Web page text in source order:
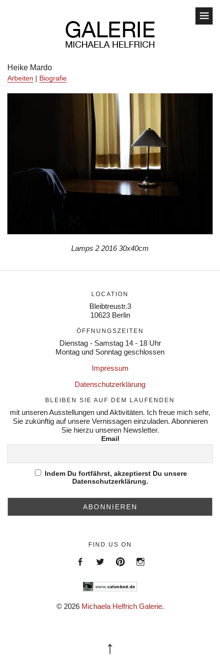
Heike Mardo
Arbeiten | Biografie
Lamps 2 2016 30x40cm
LOCATION
Bleibtreustr.3
10623 Berlin
ÖFFNUNGSZEITEN
Dienstag - Samstag 14 - 18 Uhr
Montag und Sonntag geschlossen
Impressum
Datenschutzerklärung
BLEIBEN SIE AUF DEM LAUFENDEN
mit unseren Ausstellungen und Aktivitäten. Ich freue mich sehr,
Sie zukünftig auf unsere Vernissagen einzuladen. Abonnieren
Sie hierzu unseren Newsletter.
Email
Indem Du fortfährst, akzeptierst Du unsere
Datenschutzerklärung.
FIND US ON
© 2026 Michaela Helfrich Galerie.